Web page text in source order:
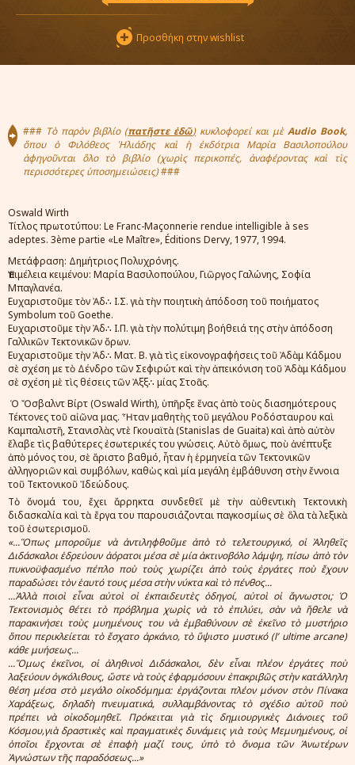
Προσθήκη στην wishlist
### Τὸ παρὸν βιβλίο (πατῆστε ἐδῶ)κυκλοφορεί και μὲ Audio Book,
ὅπου ὁ Φιλόθεος Ἡλιάδης καὶ ἡ ἐκδότρια Μαρία Βασιλοπούλου
ἀφηγοῦνται ὅλο τὸ βιβλίο (χωρὶς περικοπές, ἀναφέροντας καὶ τὶς
περισσότερες ὑποσημειώσεις)###
Oswald Wirth
Τίτλος πρωτοτύπου: Le Franc-Maçonnerie rendue intelligible à ses
adeptes. 3ème partie «Le Maître», Éditions Dervy, 1977, 1994.
Μετάφραση: Δημήτριος Πολυχρόνης.
Ἐπιμέλεια κειμένου: Μαρία Βασιλοπούλου, Γιῶργος Γαλώνης, Σοφία
Μπαγλανέα.
Ευχαριστοῦμε τὸν Ἀδ∴ Ι.Σ. γιὰ τὴν ποιητικὴ ἀπόδοση τοῦ ποιήματος
Symbolum τοῦ Goethe.
Ευχαριστοῦμε τὴν Ἀδ∴ Ι.Π. γιὰ τὴν πολύτιμη βοήθειά της στὴν ἀπόδοση
Γαλλικῶν Τεκτονικῶν ὄρων.
Ευχαριστοῦμε τὴν Ἀδ∴ Ματ. Β. γιὰ τὶς εἰκονογραφήσεις τοῦ Ἀδὰμ Κάδμου
σὲ σχέση με τὸ Δένδρο τῶν Σεφιρώτ καὶ τὴν ἀπεικόνιση τοῦ Ἀδὰμ Κάδμου
σὲ σχέση μὲ τὶς θέσεις τῶν Ἀξξ∴ μίας Στοᾶς.
Ὁ Ὄσβαλντ Βίρτ (Oswald Wirth), ὑπῆρξε ἕνας ἀπὸ τοὺς διασημότερους
Τέκτονες τοῦ αἰῶνα μας. Ἦταν μαθητὴς τοῦ μεγάλου Ροδόσταυρου καὶ
Καμπαλιστῆ, Στανισλὰς ντὲ Γκουαϊτὰ (Stanislas de Guaita) καὶ ἀπὸ αὐτὸν
ἔλαβε τὶς βαθύτερες ἐσωτερικές του γνώσεις. Αὐτὸ ὅμως, ποὺ ἀνέπτυξε
ἀπὸ μόνος του, σὲ ἄριστο βαθμό, ἦταν ἡ ἑρμηνεία τῶν Τεκτονικῶν
ἀλληγοριῶν καὶ συμβόλων, καθὼς καὶ μία μεγάλη ἐμβάθυνση στὴν ἔννοια
τοῦ Τεκτονικοῦ Ἰδεώδους.
Τὸ ὄνομά του, ἔχει ἄρρηκτα συνδεθεῖ μὲ τὴν αὐθεντικὴ Τεκτονικὴ
διδασκαλία καὶ τὰ ἔργα του παρουσιάζονται παγκοσμίως σὲ ὅλα τὰ λεξικὰ
τοῦ ἐσωτερισμοῦ.
«...Ὅπως μποροῦμε νὰ ἀντιληφθοῦμε ἀπὸ τὸ τελετουργικό, οἱ Ἀληθεῖς
Διδάσκαλοι ἑδρεύουν ἀόρατοι μέσα σὲ μία ἀκτινοβόλο λάμψη, πίσω ἀπὸ τὸν
πυκνοϋφασμένο πέπλο ποὺ τοὺς χωρίζει ἀπὸ τοὺς ἐργάτες ποὺ ἔχουν
παραδώσει τὸν ἑαυτό τους μέσα στὴν νύκτα καὶ τὸ πένθος...
...Ἀλλὰ ποιοὶ εἶναι αὐτοὶ οἱ ἐκπαιδευτὲς ὁδηγοί, αὐτοὶ οἱ ἄγνωστοι; Ὁ
Τεκτονισμὸς θέτει τὸ πρόβλημα χωρὶς νὰ τὸ ἐπιλύει, σὰν νὰ ἤθελε νὰ
παρακινήσει τοὺς μυημένους του νὰ ἐμβαθύνουν σὲ ἐκεῖνο τὸ μυστήριο
ὅπου περικλείεται τὸ ἔσχατο ἀρκάνιο, τὸ ὕψιστο μυστικό (l’ ultime arcane)
κάθε μυήσεως...
...Ὅμως ἐκεῖνοι, οἱ ἀληθινοὶ Διδάσκαλοι, δὲν εἶναι πλέον ἐργάτες ποὺ
λαξεύουν ὀγκόλιθους, ὥστε νὰ τοὺς ἐφαρμόσουν ἐπακριβῶς στὴν κατάλληλη
θέση μέσα στὸ μεγάλο οἰκοδόμημα: ἐργάζονται πλέον μόνον στὸν Πίνακα
Χαράξεως, δηλαδὴ πνευματικά, συλλαμβάνοντας τὸ σχέδιο αὐτοῦ ποὺ
πρέπει νὰ οἰκοδομηθεῖ. Πρόκειται γιὰ τὶς δημιουργικὲς Διάνοιες τοῦ
Κόσμου,γιὰ δραστικὲς καὶ πραγματικὲς δυνάμεις γιὰ τοὺς Μεμυημένους, οἱ
ὁποῖοι ἔρχονται σὲ ἐπαφὴ μαζί τους, ὑπὸ τὸ ὄνομα τῶν Ἀνωτέρων
Ἀγνώστων τῆς παραδόσεως...»